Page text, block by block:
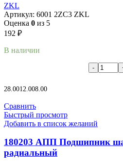
ZKL
Артикул: 6001 2ZC3 ZKL
Оценка 0 из 5
192 ₽
В наличии
28.0012.008.00
Сравнить
Быстрый просмотр
Добавить в список желаний
180203 АПП Подшипник
радиальный